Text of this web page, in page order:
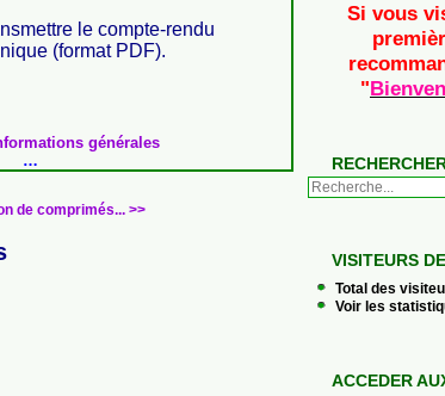
le compte-rendu
(format PDF).
générales
…
de comprimés... >>
Si vous
"
VISITEURS
Total des
Voir les
ACCEDER